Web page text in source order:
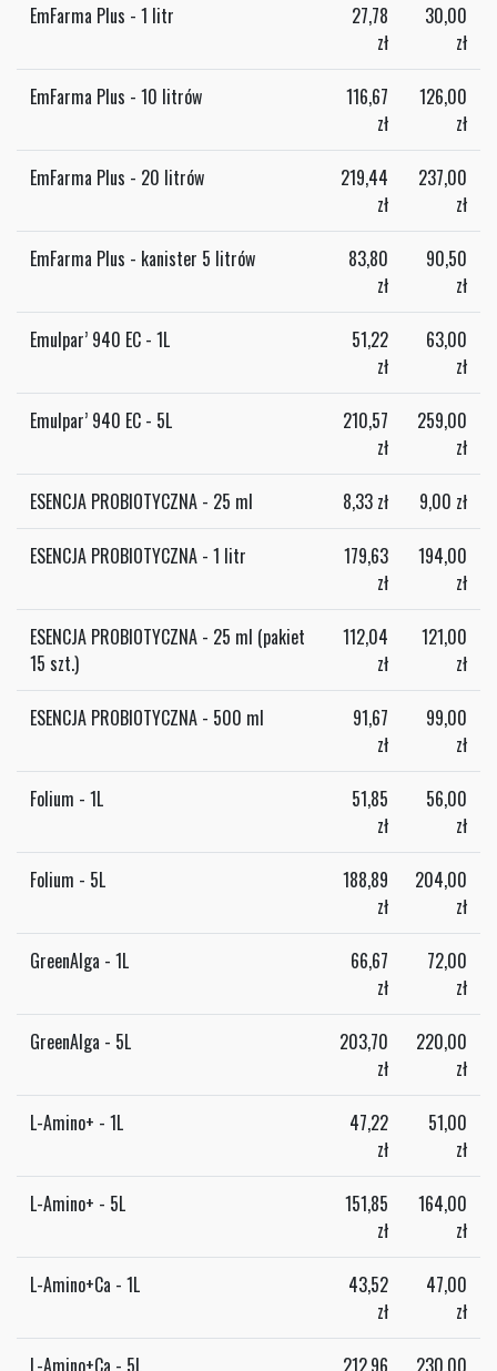
EmFarma Plus - 1 litr
27,78
zł
30,00
zł
EmFarma Plus - 10 litrów
116,67
zł
126,00
zł
EmFarma Plus - 20 litrów
219,44
zł
237,00
zł
EmFarma Plus - kanister 5 litrów
83,80
zł
90,50
zł
Emulpar’ 940 EC - 1L
51,22
zł
63,00
zł
Emulpar’ 940 EC - 5L
210,57
zł
259,00
zł
ESENCJA PROBIOTYCZNA - 25 ml 8,33 zł 9,00 zł
ESENCJA PROBIOTYCZNA - 1 litr
179,63
zł
194,00
zł
ESENCJA PROBIOTYCZNA - 25 ml (pakiet
15 szt.)
112,04
zł
121,00
zł
ESENCJA PROBIOTYCZNA - 500 ml
91,67
zł
99,00
zł
Folium - 1L
51,85
zł
56,00
zł
Folium - 5L
188,89
zł
204,00
zł
GreenAlga - 1L
66,67
zł
72,00
zł
GreenAlga - 5L
203,70
zł
220,00
zł
L-Amino+ - 1L
47,22
zł
51,00
zł
L-Amino+ - 5L
151,85
zł
164,00
zł
L-Amino+Ca - 1L
43,52
zł
47,00
zł
L-Amino+Ca - 5L
212,96
230,00